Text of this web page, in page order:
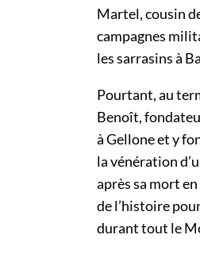
Martel, cousin
campagnes
les sarrasins à
Pourtant, au
Benoît,
à Gellone et y
la vénération
après sa mort
de l’histoire
durant tout le